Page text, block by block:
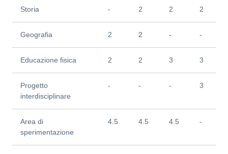
Storia - 2 2 2
Geografia 2 2 - -
Educazione fisica 2 2 3 3
Progetto
interdisciplinare
- - - 3
Area di
sperimentazione
4.5 4.5 4.5 -